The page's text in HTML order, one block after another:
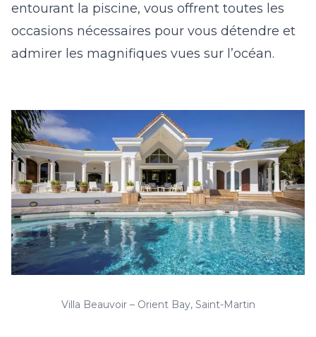
entourant la piscine, vous offrent toutes les
occasions nécessaires pour vous détendre et
admirer les magnifiques vues sur l’océan.
Villa Beauvoir – Orient Bay, Saint-Martin